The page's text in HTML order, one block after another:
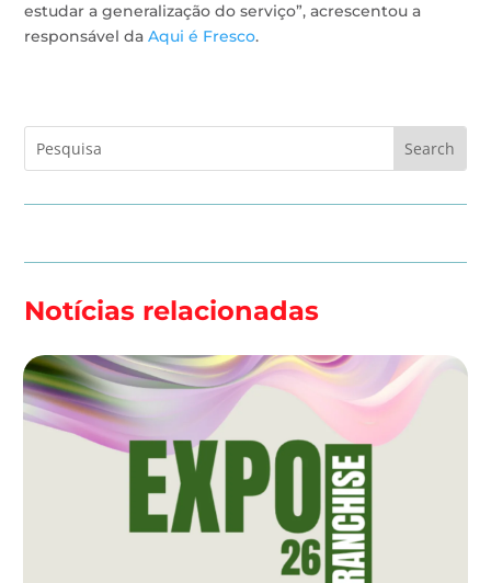
estudar a generalização do serviço”, acrescentou a
responsável daAqui é Fresco.
Notícias relacionadas